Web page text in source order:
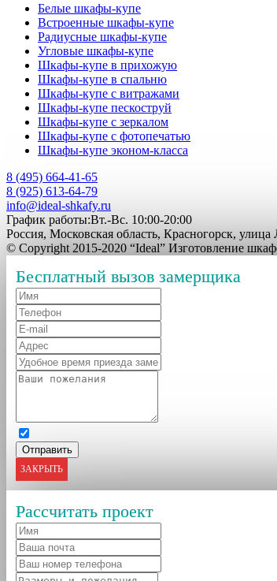
Белые шкафы-купе
Встроенные шкафы-купе
Радиусные шкафы-купе
Угловые шкафы-купе
Шкафы-купе в прихожую
Шкафы-купе в спальню
Шкафы-купе с витражами
Шкафы-купе пескоструй
Шкафы-купе с зеркалом
Шкафы-купе с фотопечатью
Шкафы-купе эконом-класса
8 (495) 664-41-65
8 (925) 613-64-79
info@ideal-shkafy.ru
График работы:Вт.-Вс. 10:00-20:00
Россия, Московская область, Красногорск, улица
© Copyright 2015-2020 “Ideal” Изготовление
Бесплатный вызов замерщика
ЗАКРЫТЬ
Рассчитать проект